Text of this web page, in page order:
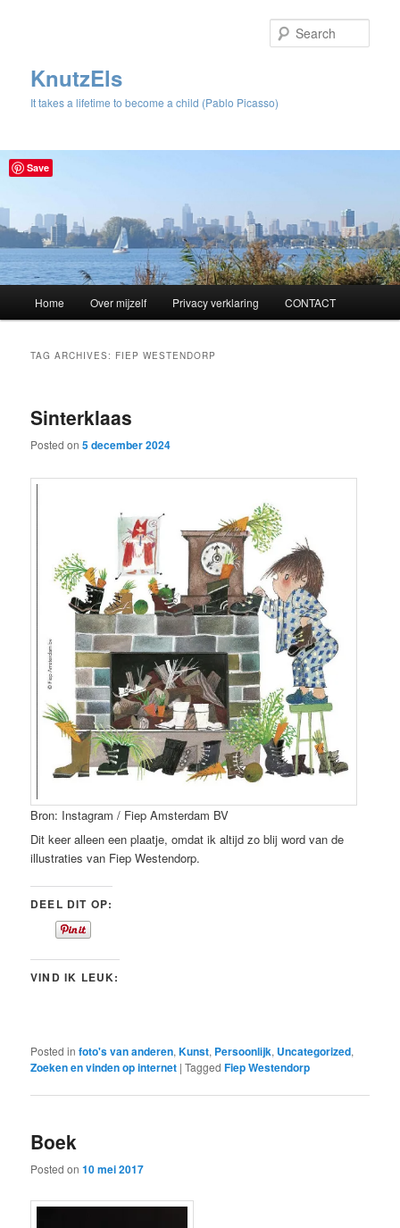
KnutzEls
It takes a lifetime to become a child (Pablo Picasso)
Skip
content
Skip
content
Home Over mijzelf Privacy verklaring CONTACT
TAG ARCHIVES: FIEP WESTENDORP
Sinterklaas
Posted on5 december 2024
Bron: Instagram / Fiep Amsterdam BV
Dit keer alleen een plaatje, omdat ik altijd zo blij word van de
illustraties van Fiep Westendorp.
DEEL DIT OP:
VIND IK LEUK:
Posted in foto's van anderen,Kunst, Persoonlijk, Uncategorized,
Zoeken en vinden op internet |Tagged Fiep Westendorp
Boek
Posted on10 mei 2017
Save